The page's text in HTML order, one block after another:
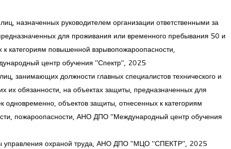
назначенных руководителем организации ответственными за
для проживания или временного пребывания 50 и
категориям повышенной взрывопожароопасности,
центр обучения "Спектр", 2025
занимающих должности главных специалистов технического и
обязанности, на объектах защиты, предназначенных для
объектов защиты, отнесенных к категориям
пожароопасности, АНО ДПО "Международный центр обучения
управления охраной труда, АНО ДПО "МЦО "СПЕКТР", 2025